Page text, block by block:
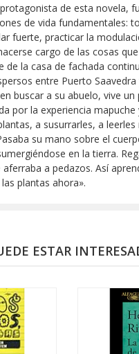
de esta novela,
de vida fundamentales:
fuerte, practicar la
cargo de las cosas
de la casa de fachada
entre Puerto
buscar a su abuelo, vive
por la experiencia
a susurrarles, a
su mano sobre el
en la tierra.
a pedazos. Así
plantas ahora».
ESTAR